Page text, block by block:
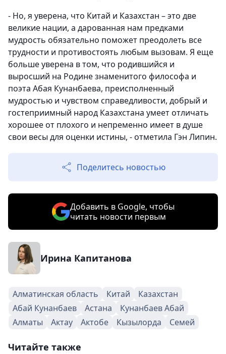
- Но, я уверена, что Китай и Казахстан – это две
великие нации, а дарованная нам предками
мудрость обязательно поможет преодолеть все
трудности и противостоять любым вызовам. Я еще
больше уверена в том, что родившийся и
выросший на Родине знаменитого философа и
поэта Абая Кунанбаева, преисполненный
мудростью и чувством справедливости, добрый и
гостеприимный народ Казахстана умеет отличать
хорошее от плохого и непременно имеет в душе
свои весы для оценки истины, - отметила Гэн Липин.
Поделитесь новостью
Добавить в Google, чтобы
читать новости первым
Ирина Капитанова
Алматинская область Китай
Казахстан
Абай Кунанбаев
Астана
Кунанбаев Абай
Алматы
Актау Актобе Кызылорда Семей
Читайте также